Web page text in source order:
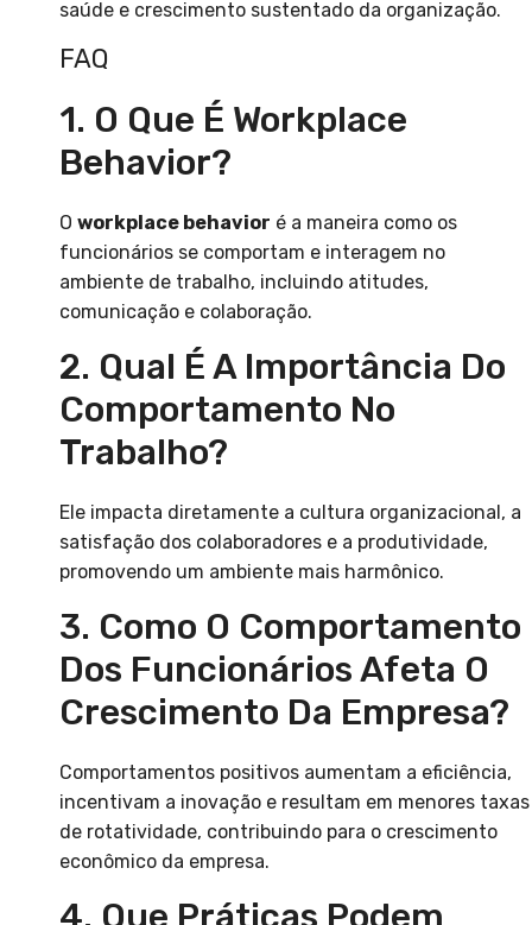
saúde e crescimento sustentado da organização.
FAQ
1. O Que É Workplace
Behavior?
O workplace behavior é a maneira como os
funcionários se comportam e interagem no
ambiente de trabalho, incluindo atitudes,
comunicação e colaboração.
2. Qual É A Importância Do
Comportamento No
Trabalho?
Ele impacta diretamente a cultura organizacional, a
satisfação dos colaboradores e a produtividade,
promovendo um ambiente mais harmônico.
3. Como O Comportamento
Dos Funcionários Afeta O
Crescimento Da Empresa?
Comportamentos positivos aumentam a eficiência,
incentivam a inovação e resultam em menores taxas
de rotatividade, contribuindo para o crescimento
econômico da empresa.